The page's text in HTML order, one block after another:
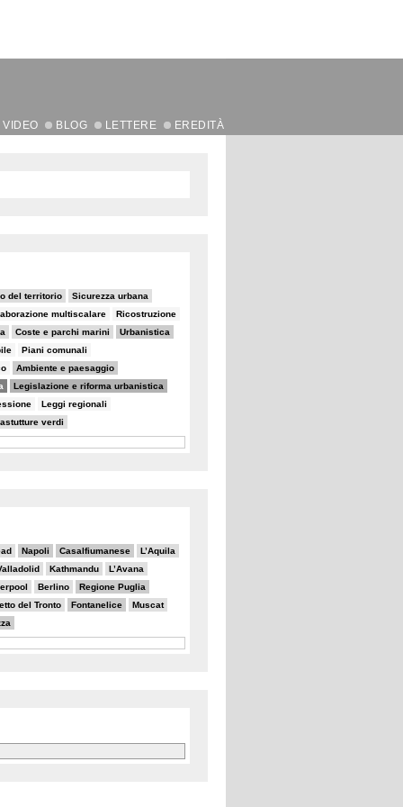
VIDEO BLOG LETTERE EREDITÀ
del territorio Sicurezza urbana
multiscalare Ricostruzione
Coste e parchi marini Urbanistica
Piani comunali
Ambiente e paesaggio
Legislazione e riforma urbanistica
Leggi regionali
verdi
Napoli Casalfiumanese L’Aquila
Kathmandu L’Avana
Berlino Regione Puglia
del Tronto Fontanelice Muscat